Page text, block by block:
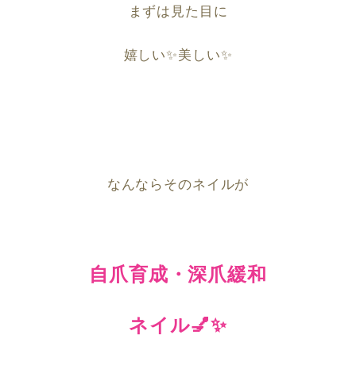
まずは 見た目に
嬉しい✨美しい✨
なんならそのネイルが
自爪育成・深爪緩和
ネイル💅✨